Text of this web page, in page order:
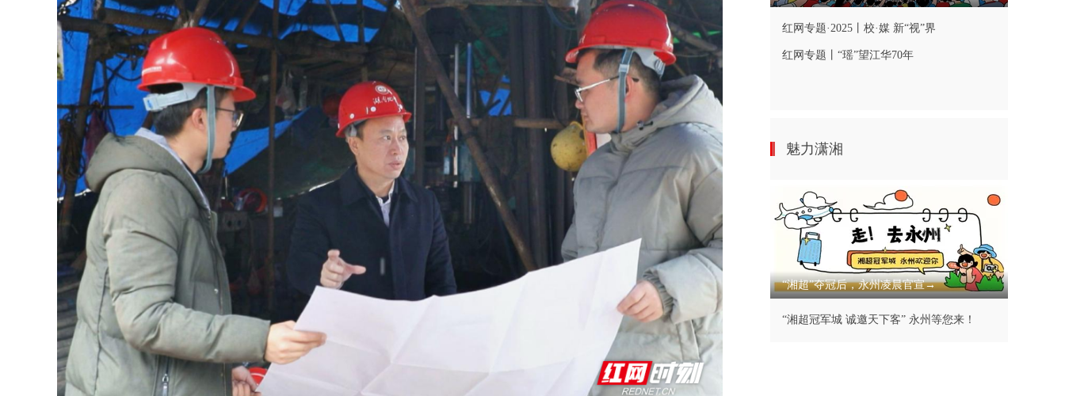
红网专题·2025丨校·媒 新“视”界
红网专题丨“瑶”望江华70年
魅力潇湘
“湘超”夺冠后，永州凌晨官宣→
“湘超冠军城 诚邀天下客” 永州等您来！